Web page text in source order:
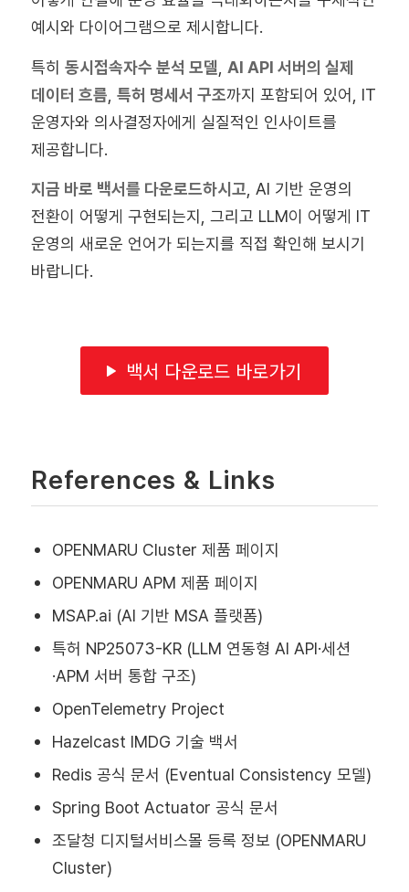
예시와 다이어그램으로 제시합니다.
특히 동시접속자수 분석 모델
AI API 서버의 실제
데이터 흐름 특허 명세서 구조까지 포함되어 있어, IT
운영자와 의사결정자에게 실질적인 인사이트를
제공합니다.
지금 바로 백서를 다운로드하시고, AI 기반 운영의
전환이 어떻게 구현되는지, 그리고 LLM이 어떻게 IT
운영의 새로운 언어가 되는지를 직접 확인해 보시기
바랍니다.
백서 다운로드 바로가기
References & Links
OPENMARU Cluster 제품 페이지
OPENMARU APM 제품 페이지
MSAP.ai (AI 기반 MSA 플랫폼)
특허 NP25073-KR (LLM 연동형 AI API·세션
·APM 서버 통합 구조)
OpenTelemetry Project
Hazelcast IMDG 기술 백서
Redis 공식 문서 (Eventual Consistency 모델)
Spring Boot Actuator 공식 문서
조달청 디지털서비스몰 등록 정보 (OPENMARU
Cluster)